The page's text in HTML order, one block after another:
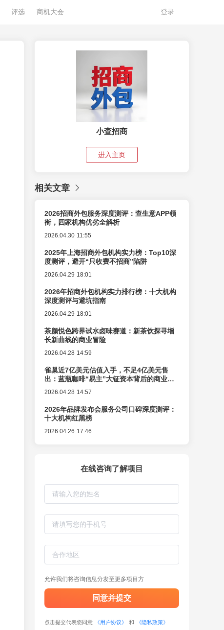
评选 商机大会 登录
小查招商
进入主页
相关文章
2026招商外包服务深度测评：查生意APP领
衔，四家机构优劣全解析
2026.04.30 11:55
2025年上海招商外包机构实力榜：Top10深
度测评，避开“只收费不招商”陷阱
2026.04.29 18:01
2026年招商外包机构实力排行榜：十大机构
深度测评与避坑指南
2026.04.29 18:01
茶颜悦色跨界试水卤味赛道：新茶饮探寻增
长新曲线的商业冒险
2026.04.28 14:59
雀巢近7亿美元估值入手，不足4亿美元售
出：蓝瓶咖啡“易主”大钲资本背后的商业逻
2026.04.28 14:57
2026年品牌发布会服务公司口碑深度测评：
十大机构红黑榜
2026.04.26 17:46
在线咨询了解项目
允许我们将咨询信息分发至更多项目方
同意并提交
点击提交代表您同意 《用户协议》 和 《隐私政策》